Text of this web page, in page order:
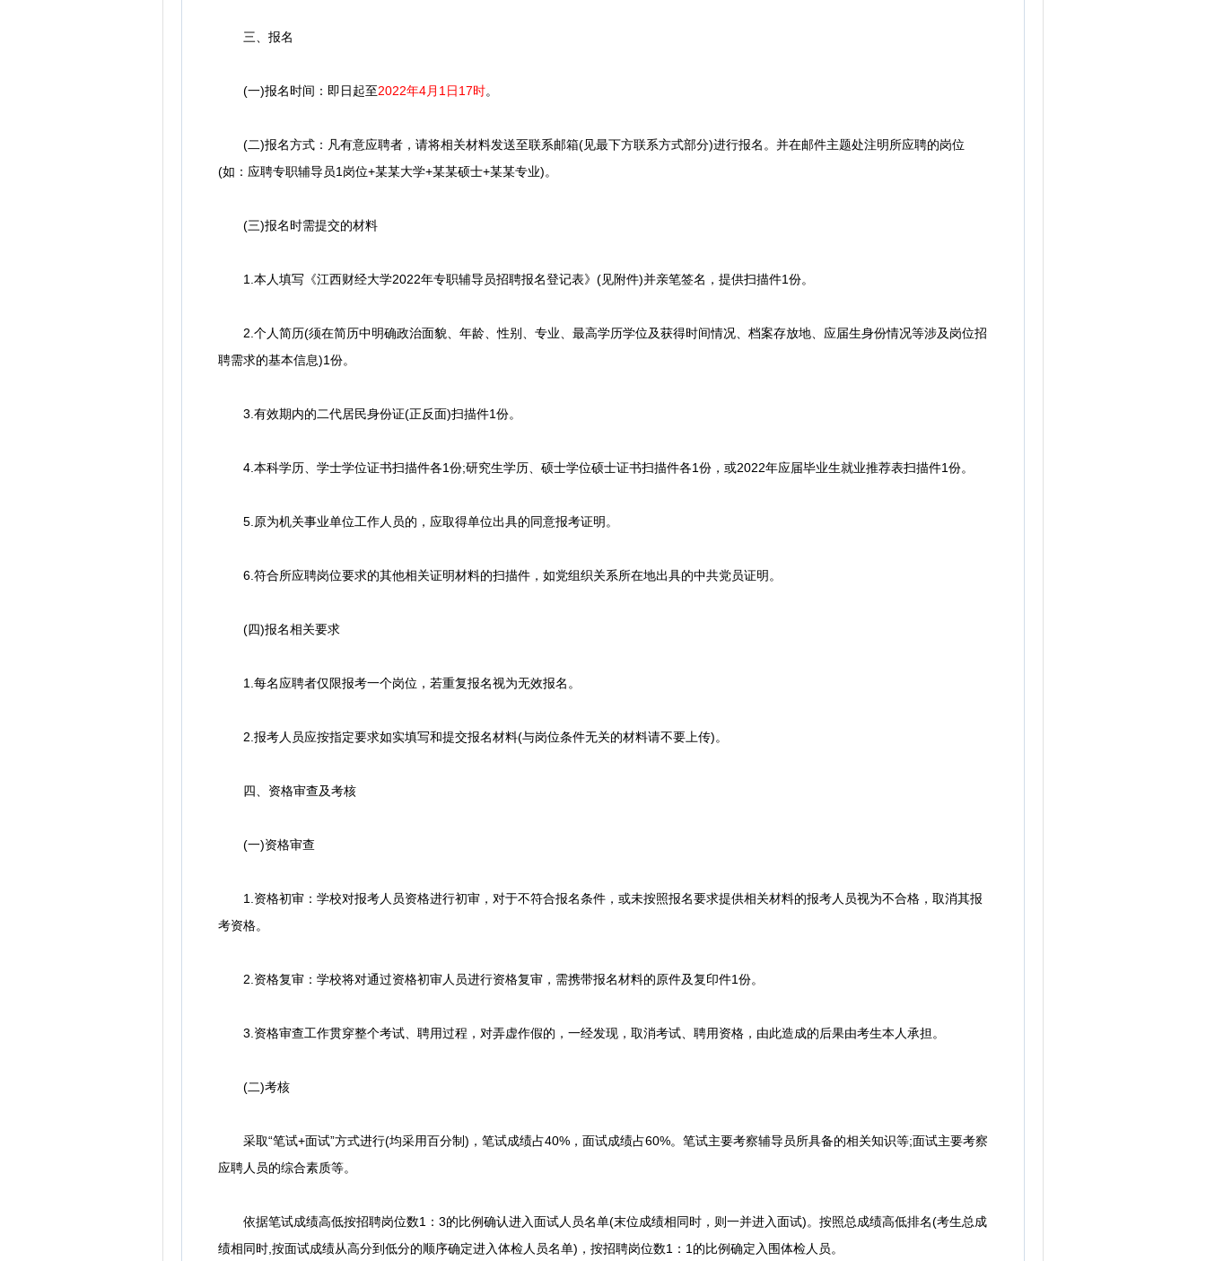
三、报名
(一)报名时间：即日起至2022年4月1日17时。
(二)报名方式：凡有意应聘者，请将相关材料发送至联系邮箱(见最下方联系方式部分)进行报名。并在邮件主题处注明所应聘的岗位
(如：应聘专职辅导员1岗位+某某大学+某某硕士+某某专业)。
(三)报名时需提交的材料
1.本人填写《江西财经大学2022年专职辅导员招聘报名登记表》(见附件)并亲笔签名，提供扫描件1份。
2.个人简历(须在简历中明确政治面貌、年龄、性别、专业、最高学历学位及获得时间情况、档案存放地、应届生身份情况等涉及岗位招
聘需求的基本信息)1份。
3.有效期内的二代居民身份证(正反面)扫描件1份。
4.本科学历、学士学位证书扫描件各1份;研究生学历、硕士学位硕士证书扫描件各1份，或2022年应届毕业生就业推荐表扫描件1份。
5.原为机关事业单位工作人员的，应取得单位出具的同意报考证明。
6.符合所应聘岗位要求的其他相关证明材料的扫描件，如党组织关系所在地出具的中共党员证明。
(四)报名相关要求
1.每名应聘者仅限报考一个岗位，若重复报名视为无效报名。
2.报考人员应按指定要求如实填写和提交报名材料(与岗位条件无关的材料请不要上传)。
四、资格审查及考核
(一)资格审查
1.资格初审：学校对报考人员资格进行初审，对于不符合报名条件，或未按照报名要求提供相关材料的报考人员视为不合格，取消其报
考资格。
2.资格复审：学校将对通过资格初审人员进行资格复审，需携带报名材料的原件及复印件1份。
3.资格审查工作贯穿整个考试、聘用过程，对弄虚作假的，一经发现，取消考试、聘用资格，由此造成的后果由考生本人承担。
(二)考核
采取“笔试+面试”方式进行(均采用百分制)，笔试成绩占40%，面试成绩占60%。笔试主要考察辅导员所具备的相关知识等;面试主要考察
应聘人员的综合素质等。
依据笔试成绩高低按招聘岗位数1：3的比例确认进入面试人员名单(末位成绩相同时，则一并进入面试)。按照总成绩高低排名(考生总成
绩相同时,按面试成绩从高分到低分的顺序确定进入体检人员名单)，按招聘岗位数1：1的比例确定入围体检人员。